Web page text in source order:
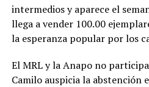
intermedios y aparece el
llega a vender 100.00
la esperanza popular por los
El MRL y la Anapo no
Camilo auspicia la abstención